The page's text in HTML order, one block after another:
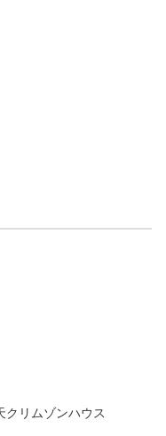
クリムゾンハウス